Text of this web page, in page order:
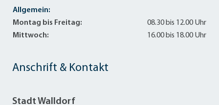
Anschrift & Kontakt
Stadt Walldorf
Allgemein:
Montag bis Freitag:
08.30 bis 12.00 Uhr
Mittwoch:
16.00 bis 18.00 Uhr